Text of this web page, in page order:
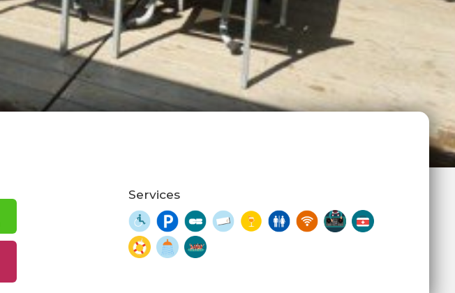
Services